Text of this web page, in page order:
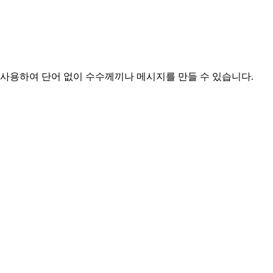
용하여 단어 없이 수수께끼나 메시지를 만들 수 있습니다.